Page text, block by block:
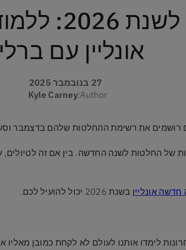
החלטה
אונליין עם
27 בנובמבר 2025
Author:
Kyle Carney
רושמים את רשימת ההחלטות שלהם בדצמבר
של החלטות לשנה החדשה. בין אם זה לטיולים,
אונליין בשנת 2026 יכול להועיל לכם.
לימדו אותנו לעולם לא לקחת כמובן